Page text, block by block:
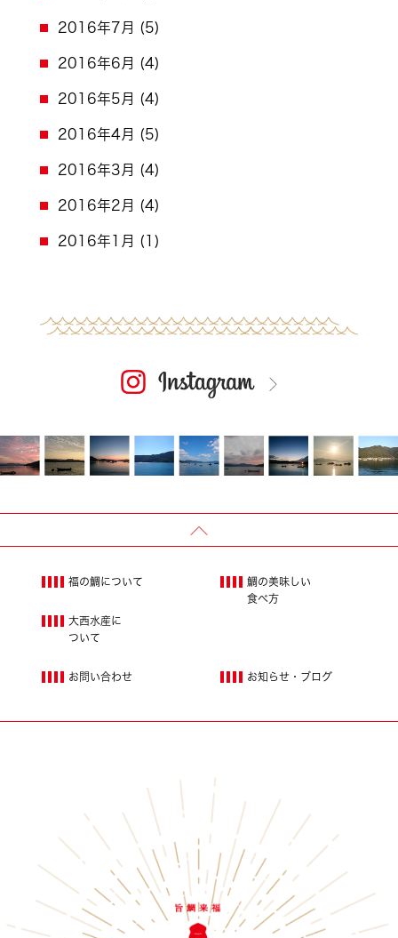
2016年7月 (5)
2016年6月 (4)
2016年5月 (4)
2016年4月 (5)
2016年3月 (4)
2016年2月 (4)
2016年1月 (1)
福の鯛について
鯛の美味しい
食べ方
大西水産に
ついて
お知らせ・ブログ
お問い合わせ